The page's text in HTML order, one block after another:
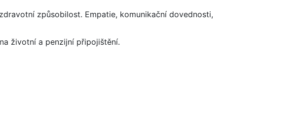
způsobilost. Empatie, komunikační dovednosti,
životní a penzijní připojištění.